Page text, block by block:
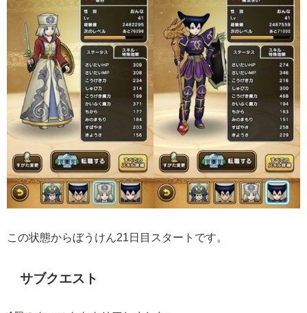
この状態からぼうけん21日目スタートです。
サブクエスト